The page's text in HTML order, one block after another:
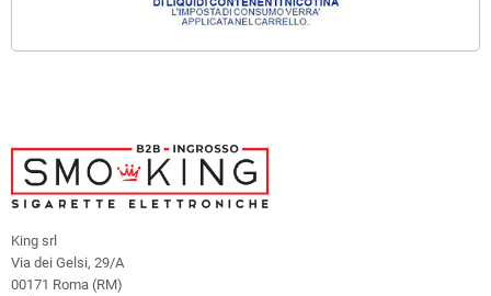
King srl
Via dei Gelsi, 29/A
00171 Roma (RM)